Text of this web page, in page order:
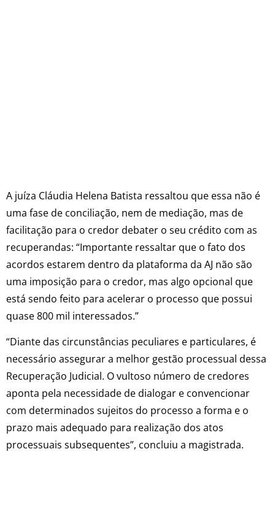
A juíza Cláudia Helena Batista ressaltou que essa não é
uma fase de conciliação, nem de mediação, mas de
facilitação para o credor debater o seu crédito com as
recuperandas: “Importante ressaltar que o fato dos
acordos estarem dentro da plataforma da AJ não são
uma imposição para o credor, mas algo opcional que
está sendo feito para acelerar o processo que possui
quase 800 mil interessados.”
“Diante das circunstâncias peculiares e particulares, é
necessário assegurar a melhor gestão processual dessa
Recuperação Judicial. O vultoso número de credores
aponta pela necessidade de dialogar e convencionar
com determinados sujeitos do processo a forma e o
prazo mais adequado para realização dos atos
processuais subsequentes”, concluiu a magistrada.